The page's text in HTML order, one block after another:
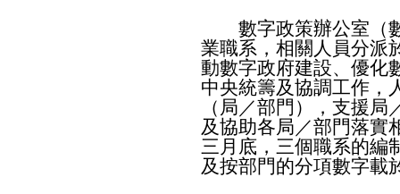
數字政策辦公室（數
業職系，相關人員分派
動數字政府建設、優化
中央統籌及協調工作，
（局／部門），支援
及協助各局／部門落實
三月底，三個職系的編
及按部門的分項數字載